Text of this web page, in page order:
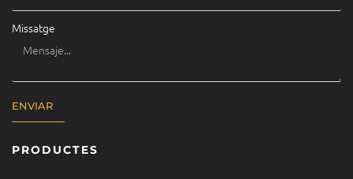
Missatge
ENVIAR
PRODUCTES